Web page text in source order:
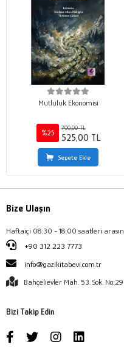
Mutluluk Ekonomisi
%25
700,00 TL
525,00 TL
Sepete Ekle
Bize Ulaşın
Haftaiçi 08:30 - 18:00 saatleri
+90 312 223 7773
info@gazikitabevi.com.tr
Bahçelievler Mah. 53. Sok.
Bizi Takip Edin